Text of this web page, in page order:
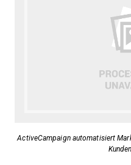
ActiveCampaign automatisiert